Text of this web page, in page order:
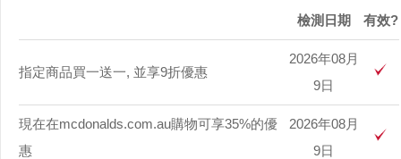
檢測日期 有效?
指定商品買一送一, 並享9折優惠
2026年08月
9日
現在在mcdonalds.com.au購物可享35%的優
惠
2026年08月
9日